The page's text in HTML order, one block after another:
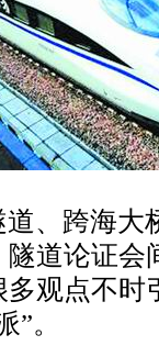
、跨海大
道论证会
观点不时
。